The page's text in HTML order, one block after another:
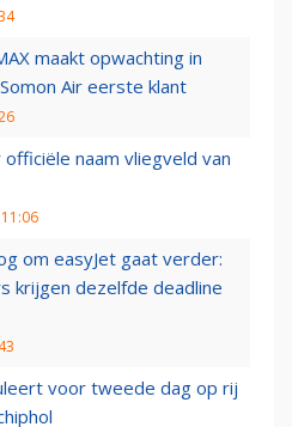
maakt opwachting in
Air eerste klant
naam vliegveld van
om easyJet gaat verder:
krijgen dezelfde deadline
voor tweede dag op rij